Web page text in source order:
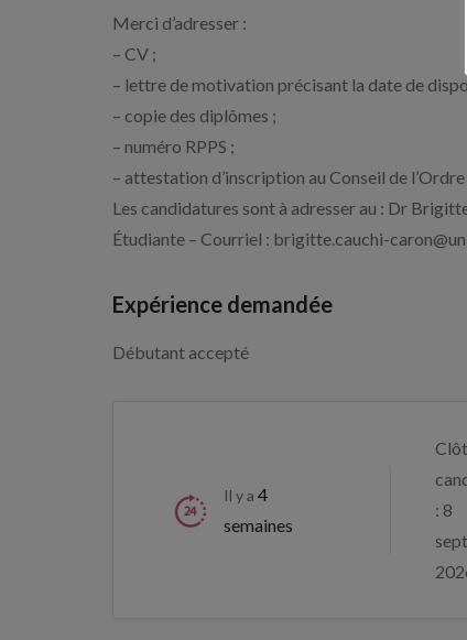
Merci d’adresser :
– CV ;
– lettre de motivation précisant la date de
– copie des diplômes ;
– numéro RPPS ;
– attestation d’inscription au Conseil de
Les candidatures sont à adresser au : Dr
Étudiante – Courriel : brigitte.cauchi-
Expérience demandée
Débutant accepté
Il y a 4
semaines
: 8